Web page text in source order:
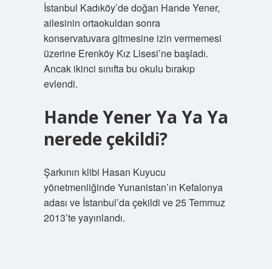
İstanbul Kadıköy’de doğan Hande Yener,
ailesinin ortaokuldan sonra
konservatuvara gitmesine izin vermemesi
üzerine Erenköy Kız Lisesi’ne başladı.
Ancak ikinci sınıfta bu okulu bırakıp
evlendi.
Hande Yener Ya Ya Ya
nerede çekildi?
Şarkının klibi Hasan Kuyucu
yönetmenliğinde Yunanistan’ın Kefalonya
adası ve İstanbul’da çekildi ve 25 Temmuz
2013’te yayınlandı.